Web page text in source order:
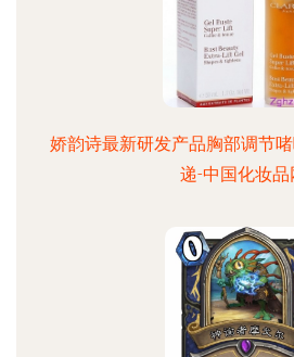
娇韵诗最新研发产品胸部调节
递-中国化妆品